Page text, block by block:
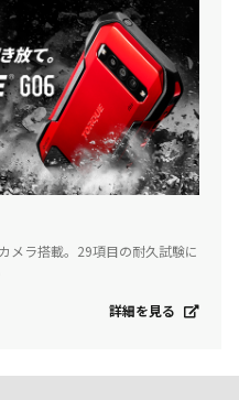
メラ搭載。29項目の耐久試験に
詳細を見る